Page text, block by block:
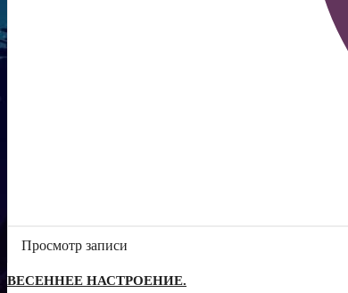
Подарки [1]
Просмотр записи
ВЕСЕННЕЕ НАСТРОЕНИЕ.